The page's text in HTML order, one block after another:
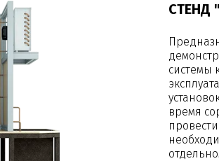
СТЕНД
системы
время